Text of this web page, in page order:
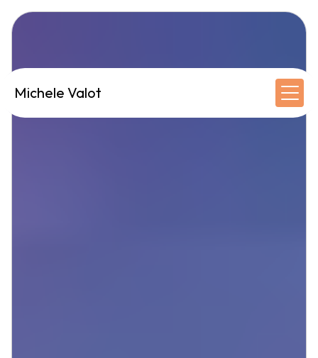
Michele Valot
Panneau de gestion des cookies